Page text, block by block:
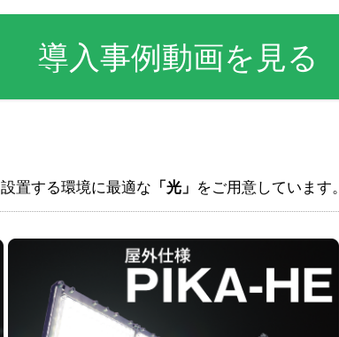
導入事例動画を見る
設置する環境に最適な 「光」 をご用意しています。